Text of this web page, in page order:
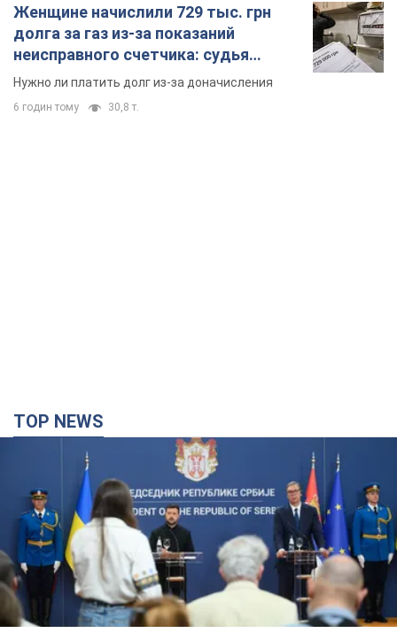
Женщине начислили 729 тыс. грн
долга за газ из-за показаний
неисправного счетчика: судья
вынес неожиданное решение
Нужно ли платить долг из-за доначисления
6 годин тому 30,8 т.
TOP NEWS